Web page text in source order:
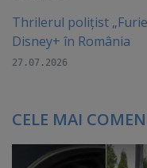
Thrilerul polițist
Disney+ în România
27.07.2026
CELE MAI